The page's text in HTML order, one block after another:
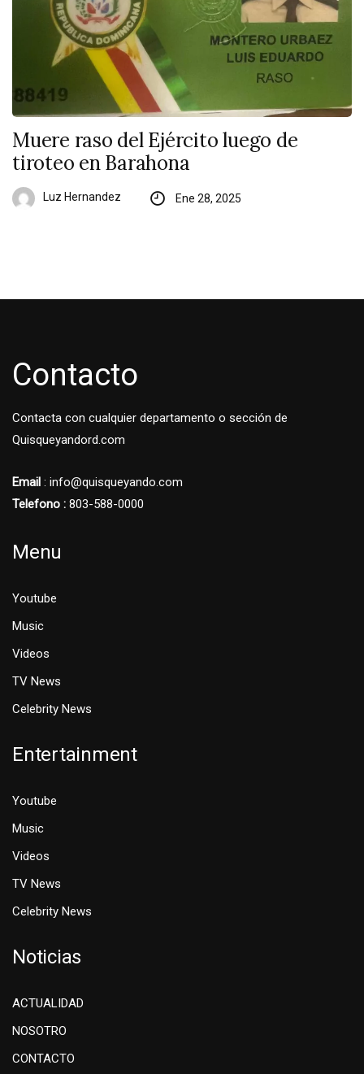
Muere raso del Ejército luego de
tiroteo en Barahona
Luz Hernandez Ene 28, 2025
Contacto
Contacta con cualquier departamento o sección de
Quisqueyandord.com
Email : info@quisqueyando.com
Telefono : 803-588-0000
Menu
Youtube
Music
Videos
TV News
Celebrity News
Entertainment
Youtube
Music
Videos
TV News
Celebrity News
Noticias
ACTUALIDAD
NOSOTRO
CONTACTO